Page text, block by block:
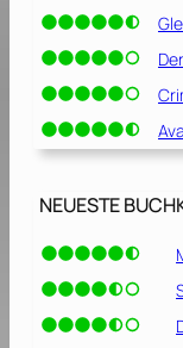
NEUESTE